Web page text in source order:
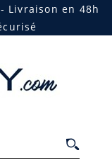
Livraison en 48h